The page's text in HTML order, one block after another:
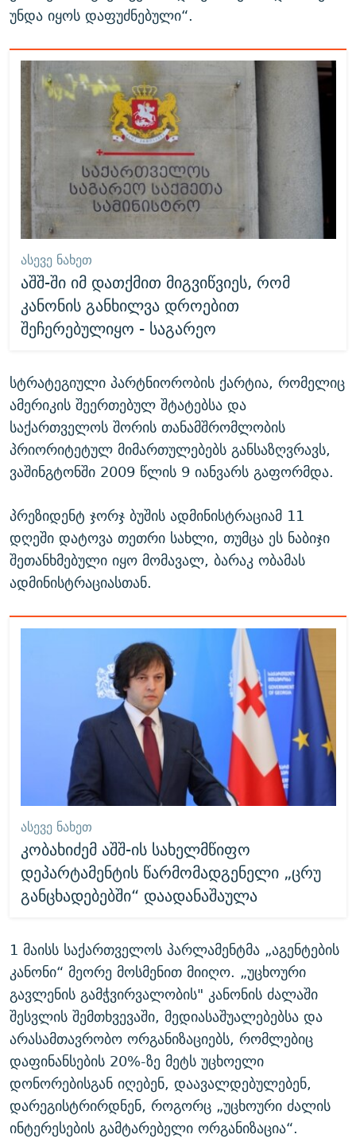
უნდა იყოს დაფუძნებული“.
ᲐᲡᲔᲕᲔ ᲜᲐᲮᲔᲗ
აშშ-ში იმ დათქმით მიგვიწვიეს, რომ
კანონის განხილვა დროებით
შეჩერებულიყო - საგარეო
სტრატეგიული პარტნიორობის ქარტია, რომელიც
ამერიკის შეერთებულ შტატებსა და
საქართველოს შორის თანამშრომლობის
პრიორიტეტულ მიმართულებებს განსაზღვრავს,
ვაშინგტონში 2009 წლის 9 იანვარს გაფორმდა.
პრეზიდენტ ჯორჯ ბუშის ადმინისტრაციამ 11
დღეში დატოვა თეთრი სახლი, თუმცა ეს ნაბიჯი
შეთანხმებული იყო მომავალ, ბარაკ ობამას
ადმინისტრაციასთან.
ᲐᲡᲔᲕᲔ ᲜᲐᲮᲔᲗ
კობახიძემ აშშ-ის სახელმწიფო
დეპარტამენტის წარმომადგენელი „ცრუ
განცხადებებში“ დაადანაშაულა
1 მაისს საქართველოს პარლამენტმა „აგენტების
კანონი“ მეორე მოსმენით მიიღო. „უცხოური
გავლენის გამჭვირვალობის" კანონის ძალაში
შესვლის შემთხვევაში, მედიასაშუალებებსა და
არასამთავრობო ორგანიზაციებს, რომლებიც
დაფინანსების 20%-ზე მეტს უცხოელი
დონორებისგან იღებენ, დაავალდებულებენ,
დარეგისტრირდნენ, როგორც „უცხოური ძალის
ინტერესების გამტარებელი ორგანიზაცია“.